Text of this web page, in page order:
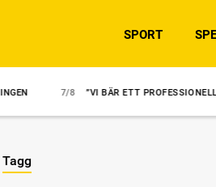
SPORT
7/8 ”VI BÄR ETT PROFESSIONELLT ANSVAR”
Tagg